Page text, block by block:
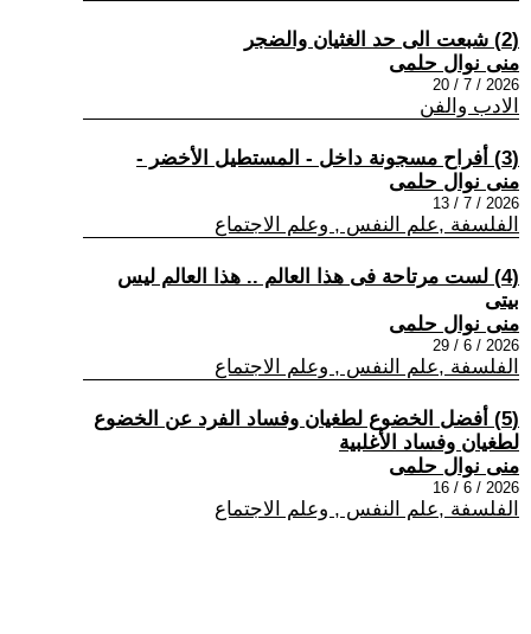
(2) شبعت الى حد الغثيان والضجر
منى نوال حلمى
2026 / 7 / 20
الادب والفن
(3) أفراح مسجونة داخل - المستطيل الأخضر -
منى نوال حلمى
2026 / 7 / 13
الفلسفة ,علم النفس , وعلم الاجتماع
(4) لست مرتاحة فى هذا العالم .. هذا العالم ليس
بيتى
منى نوال حلمى
2026 / 6 / 29
الفلسفة ,علم النفس , وعلم الاجتماع
(5) أفضل الخضوع لطغيان وفساد الفرد عن الخضوع
لطغيان وفساد الأغلبية
منى نوال حلمى
2026 / 6 / 16
الفلسفة ,علم النفس , وعلم الاجتماع